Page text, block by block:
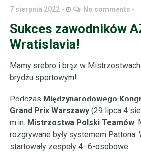
7 sierpnia 2022 No comments
Sukces zawodników
Wratislavia!
Mamy srebro i brąz w
brydżu sportowym!
Podczas Międzynarodowego
Grand Prix Warszawy (29 lipca 4
m.in. Mistrzostwa Polski Teamów.
rozgrywane były systemem Pattona.
startowały zespoły 4–6-osobowe.